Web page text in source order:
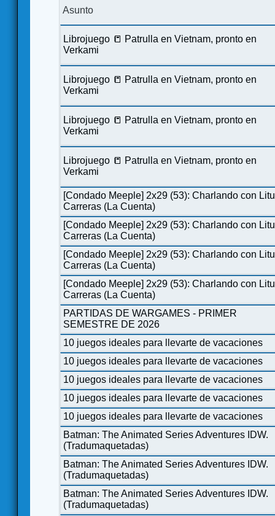
Asunto
Librojuego 📒 Patrulla en Vietnam, pronto en
Verkami
Librojuego 📒 Patrulla en Vietnam, pronto en
Verkami
Librojuego 📒 Patrulla en Vietnam, pronto en
Verkami
Librojuego 📒 Patrulla en Vietnam, pronto en
Verkami
[Condado Meeple] 2x29 (53): Charlando con
Carreras (La Cuenta)
[Condado Meeple] 2x29 (53): Charlando con
Carreras (La Cuenta)
[Condado Meeple] 2x29 (53): Charlando con
Carreras (La Cuenta)
[Condado Meeple] 2x29 (53): Charlando con
Carreras (La Cuenta)
PARTIDAS DE WARGAMES - PRIMER
SEMESTRE DE 2026
10 juegos ideales para llevarte de vacaciones
10 juegos ideales para llevarte de vacaciones
10 juegos ideales para llevarte de vacaciones
10 juegos ideales para llevarte de vacaciones
10 juegos ideales para llevarte de vacaciones
Batman: The Animated Series Adventures IDW.
(Tradumaquetadas)
Batman: The Animated Series Adventures IDW.
(Tradumaquetadas)
Batman: The Animated Series Adventures IDW.
(Tradumaquetadas)